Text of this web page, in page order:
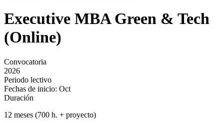
Executive MBA Green & Tech
(Online)
Convocatoria
2026
Periodo lectivo
Fechas de inicio: Oct
Duración
12 meses (700 h. + proyecto)